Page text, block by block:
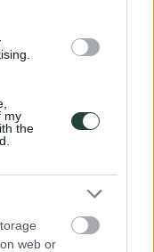
my
the
web or